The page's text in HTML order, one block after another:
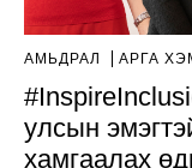
АМЬДРАЛ АРГА
улсын
хамгаалах